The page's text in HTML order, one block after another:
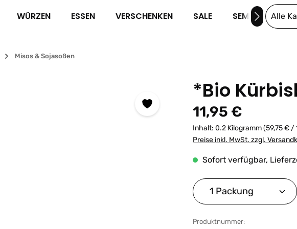
WÜRZEN ESSEN VERSCHENKEN SALE SEMINAREAlle
Misos & Sojasoßen
*Bio
Regulärer Preis:
11,95 €
Inhalt: 0.2 Kilogramm(59,75 € /
Preise inkl. MwSt. zzgl.
Sofort verfügbar,
Produkt Anzahl:
Produktnummer: